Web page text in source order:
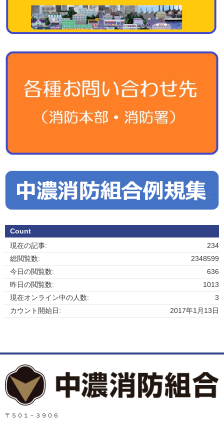
Count
234
現在の記事:
2348599
総閲覧数:
636
今日の閲覧数:
1013
昨日の閲覧数:
3
現在オンライン中の人数:
2017年1月13日
カウント開始日:
〒５０１－３９０６